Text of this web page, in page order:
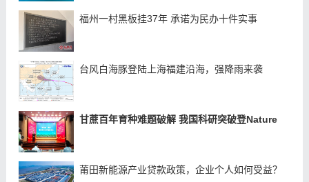
福州一村黑板挂37年 承诺为民办十件实事
台风白海豚登陆上海福建沿海，强降雨来袭
甘蔗百年育种难题破解 我国科研突破登Nature
莆田新能源产业贷款政策，企业个人如何受益？